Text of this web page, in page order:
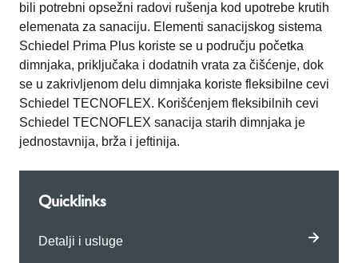
bili potrebni opsežni radovi rušenja kod upotrebe krutih
elemenata za sanaciju. Elementi sanacijskog sistema
Schiedel Prima Plus koriste se u području početka
dimnjaka, priključaka i dodatnih vrata za čišćenje, dok
se u zakrivljenom delu dimnjaka koriste fleksibilne cevi
Schiedel TECNOFLEX. Korišćenjem fleksibilnih cevi
Schiedel TECNOFLEX sanacija starih dimnjaka je
jednostavnija, brža i jeftinija.
Quicklinks
Detalji i usluge